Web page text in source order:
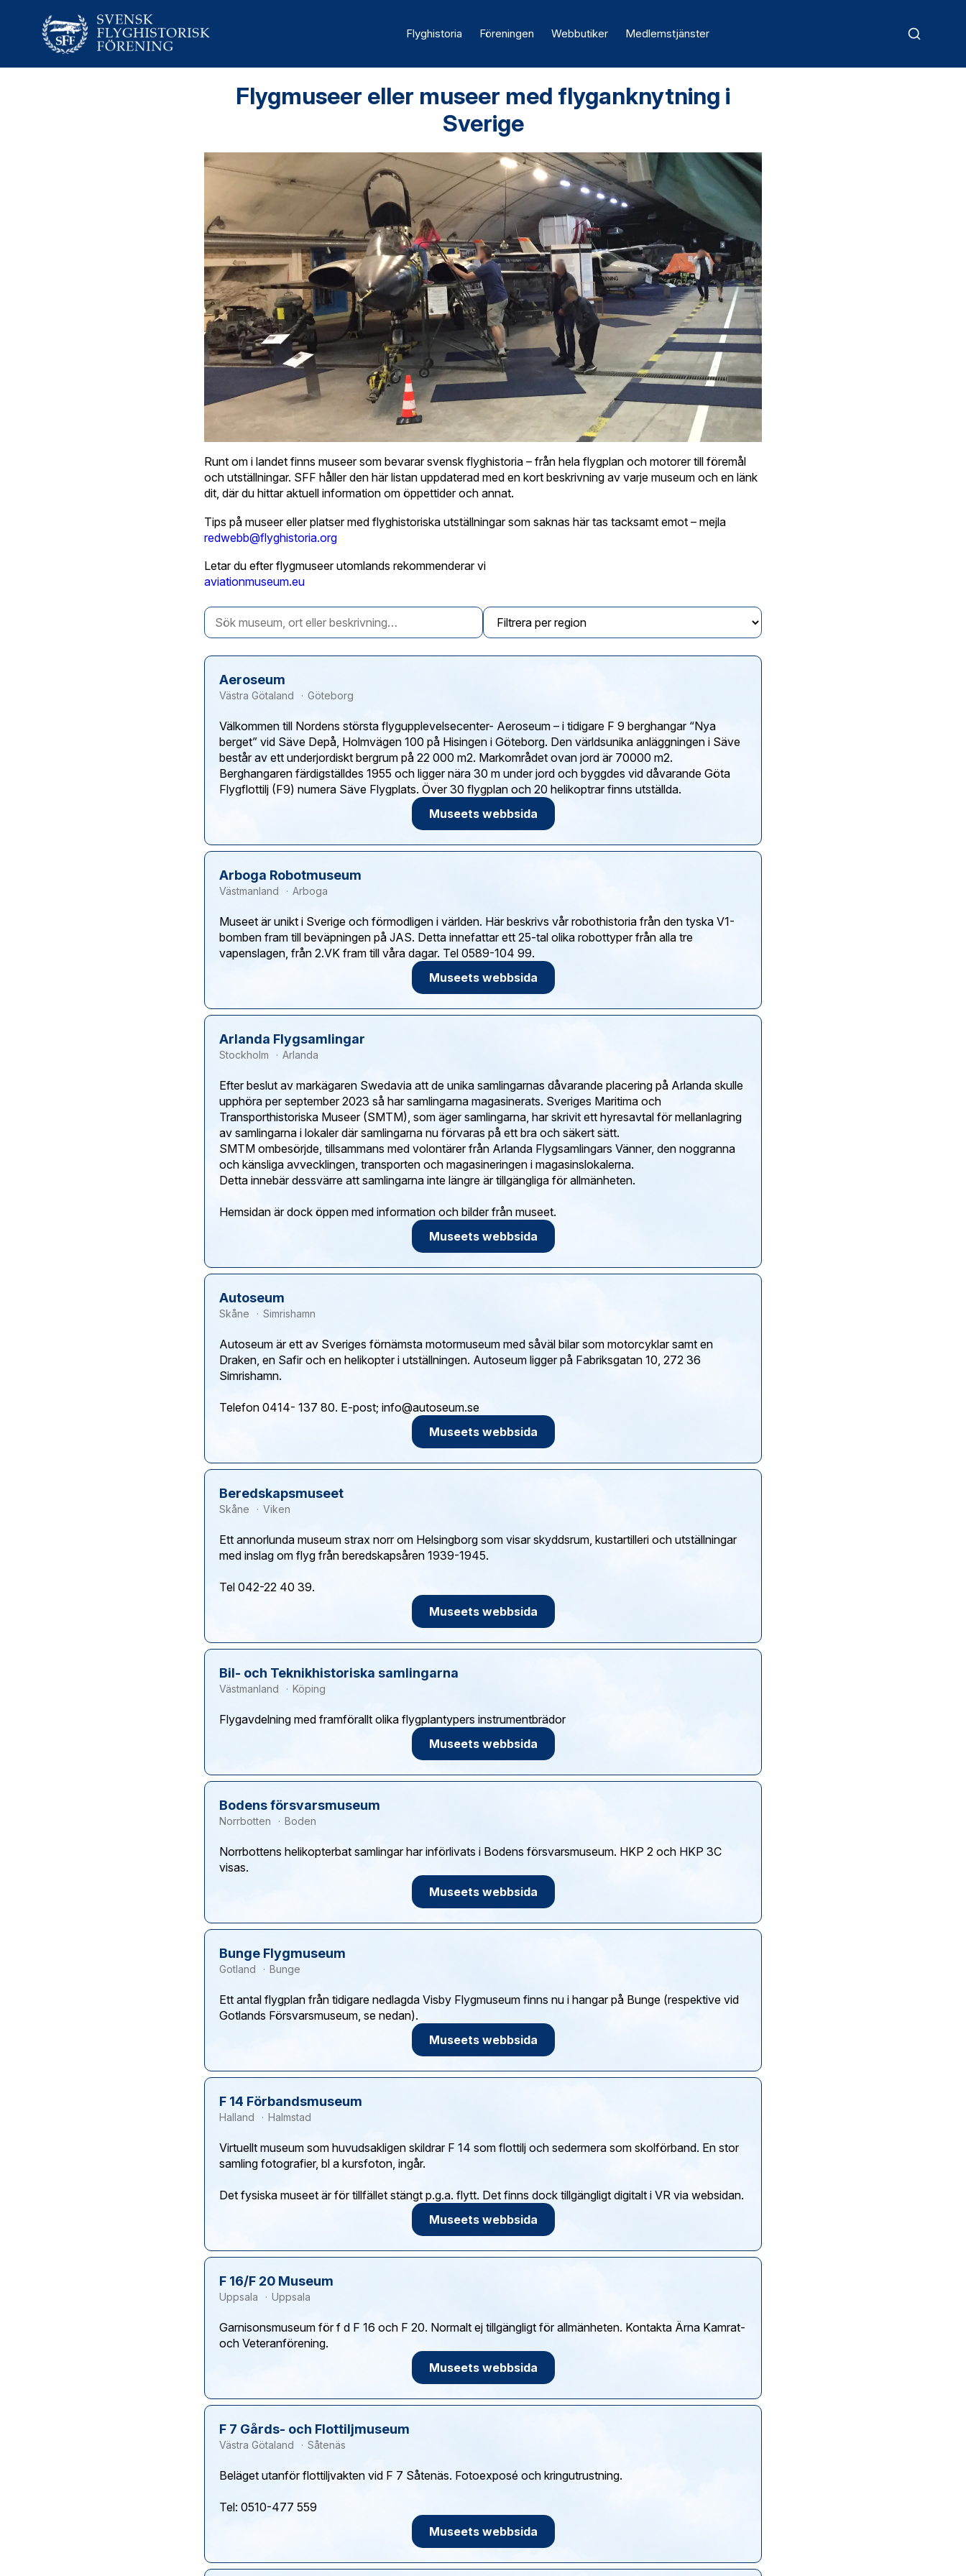
Flyghistoria Föreningen Webbutiker Medlemstjänster
Flygmuseer eller museer med flyganknytning i
Sverige
Runt om i landet finns museer som bevarar svensk flyghistoria – från hela flygplan och motorer till föremål
och utställningar. SFF håller den här listan uppdaterad med en kort beskrivning av varje museum och en länk
dit, där du hittar aktuell information om öppettider och annat.
Tips på museer eller platser med flyghistoriska utställningar som saknas här tas tacksamt emot – mejla
redwebb@flyghistoria.org
Letar du efter flygmuseer utomlands rekommenderar vi
aviationmuseum.eu
Aeroseum
Västra Götaland Göteborg
Välkommen till Nordens största flygupplevelsecenter- Aeroseum – i tidigare F 9 berghangar “Nya
berget” vid Säve Depå, Holmvägen 100 på Hisingen i Göteborg. Den världsunika anläggningen i Säve
består av ett underjordiskt bergrum på 22 000 m2. Markområdet ovan jord är 70000 m2.
Berghangaren färdigställdes 1955 och ligger nära 30 m under jord och byggdes vid dåvarande Göta
Museets webbsida
Arboga Robotmuseum
Västmanland Arboga
Museet är unikt i Sverige och förmodligen i världen. Här beskrivs vår robothistoria från den tyska V1-
bomben fram till beväpningen på JAS. Detta innefattar ett 25-tal olika robottyper från alla tre
Museets webbsida
Arlanda Flygsamlingar
Stockholm Arlanda
Efter beslut av markägaren Swedavia att de unika samlingarnas dåvarande placering på Arlanda skulle
upphöra per september 2023 så har samlingarna magasinerats. Sveriges Maritima och
Transporthistoriska Museer (SMTM), som äger samlingarna, har skrivit ett hyresavtal för mellanlagring
av samlingarna i lokaler där samlingarna nu förvaras på ett bra och säkert sätt.
SMTM ombesörjde, tillsammans med volontärer från Arlanda Flygsamlingars Vänner, den noggranna
och känsliga avvecklingen, transporten och magasineringen i magasinslokalerna.
Detta innebär dessvärre att samlingarna inte längre är tillgängliga för allmänheten.
Museets webbsida
Autoseum
Skåne Simrishamn
Autoseum är ett av Sveriges förnämsta motormuseum med såväl bilar som motorcyklar samt en
Draken, en Safir och en helikopter i utställningen. Autoseum ligger på Fabriksgatan 10, 272 36
Simrishamn.
Museets webbsida
Beredskapsmuseet
Skåne Viken
Ett annorlunda museum strax norr om Helsingborg som visar skyddsrum, kustartilleri och utställningar
med inslag om flyg från beredskapsåren 1939-1945.
Museets webbsida
Bil- och Teknikhistoriska samlingarna
Västmanland Köping
Museets webbsida
Bodens försvarsmuseum
Norrbotten Boden
Norrbottens helikopterbat samlingar har införlivats i Bodens försvarsmuseum. HKP 2 och HKP 3C
Museets webbsida
Bunge Flygmuseum
Gotland Bunge
Ett antal flygplan från tidigare nedlagda Visby Flygmuseum finns nu i hangar på Bunge (respektive vid
Museets webbsida
F 14 Förbandsmuseum
Halland Halmstad
Virtuellt museum som huvudsakligen skildrar F 14 som flottilj och sedermera som skolförband. En stor
samling fotografier, bl a kursfoton, ingår.
Museets webbsida
F 16/F 20 Museum
Uppsala Uppsala
Garnisonsmuseum för f d F 16 och F 20. Normalt ej tillgängligt för allmänheten. Kontakta Ärna Kamrat-
Museets webbsida
F 7 Gårds- och Flottiljmuseum
Västra Götaland Såtenäs
Beläget utanför flottiljvakten vid F 7 Såtenäs. Fotoexposé och kringutrustning.
Museets webbsida